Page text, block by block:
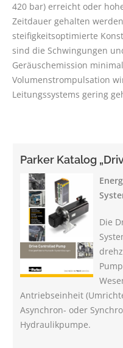
420 bar) erreicht oder
Zeitdauer gehalten
steifigkeitsoptimierte
sind die Schwingungen
Geräuschemission
Volumenstrompulsation
Leitungssystems gering
Parker Katalog
Die
Antriebseinheit
Asynchron- oder
Hydraulikpumpe.